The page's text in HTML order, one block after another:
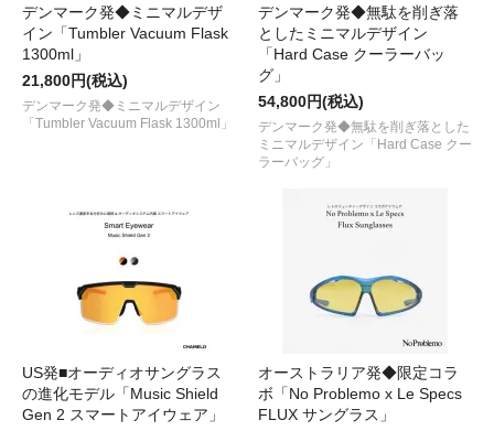
デンマーク発◆ミニマルデザ
イン「Tumbler Vacuum Flask
1300ml」
21,800円(税込)
デンマーク発◆ミニマルデザイン
「Tumbler Vacuum Flask 1300ml」
デンマーク発◆無駄を削ぎ落
としたミニマルデザイン
「Hard Case クーラーバッ
グ」
54,800円(税込)
デンマーク発◆無駄を削ぎ落とした
ミニマルデザイン「Hard Case クー
ラーバッグ」
US発■オーディオサングラス
の進化モデル「Music Shield
Gen 2 スマートアイウェア」
オーストラリア発◆限定コラ
ボ「No Problemo x Le Specs
FLUX サングラス」